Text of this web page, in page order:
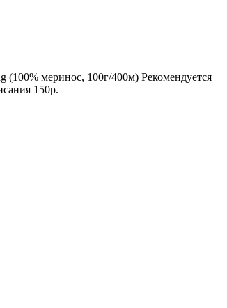
меринос, 100г/400м) Рекомендуется
150р.